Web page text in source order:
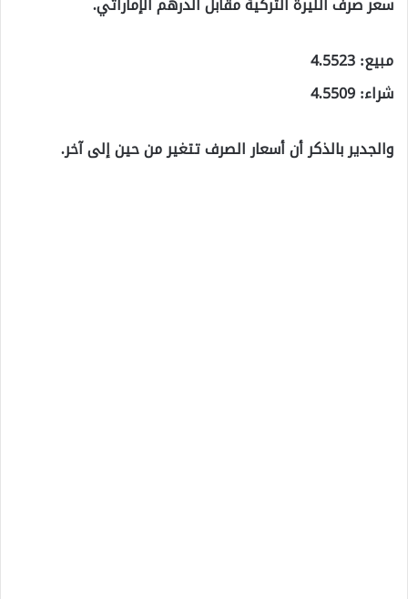
مبيع: 4.5523
شراء: 4.5509
والجدير بالذكر أن أسعار الصرف تتغير من حين إلى آخر.